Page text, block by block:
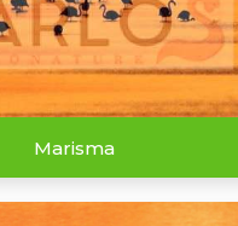
Marisma